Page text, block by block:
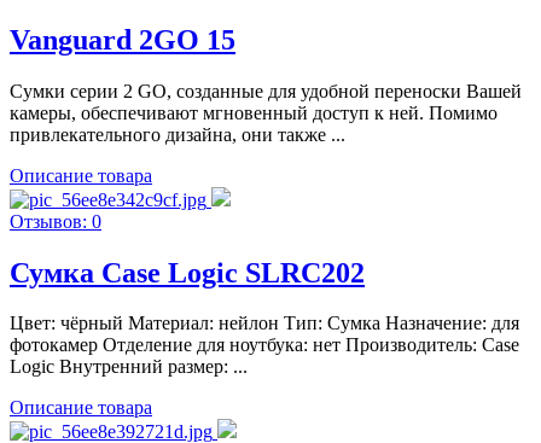
Vanguard 2GO 15
Сумки серии 2 GO, созданные для удобной переноски Вашей
камеры, обеспечивают мгновенный доступ к ней. Помимо
привлекательного дизайна, они также ...
Описание товара
Отзывов: 0
Сумка Case Logic SLRC202
Цвет: чёрный Материал: нейлон Тип: Сумка Назначение: для
фотокамер Отделение для ноутбука: нет Производитель: Case
Logic Внутренний размер: ...
Описание товара